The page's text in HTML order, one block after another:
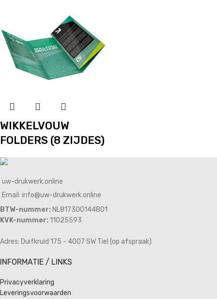
WIKKELVOUW
FOLDERS (8 ZIJDES)
uw-drukwerk.online
Email: info@uw-drukwerk.online
BTW-nummer: NL817300144B01
KVK-nummer: 11025593
Adres: Duifkruid 175 - 4007 SW Tiel (op afspraak)
INFORMATIE / LINKS
Privacyverklaring
Leveringsvoorwaarden